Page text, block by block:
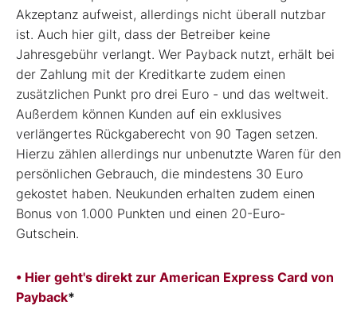
Akzeptanz aufweist, allerdings nicht überall nutzbar
ist. Auch hier gilt, dass der Betreiber keine
Jahresgebühr verlangt. Wer Payback nutzt, erhält bei
der Zahlung mit der Kreditkarte zudem einen
zusätzlichen Punkt pro drei Euro - und das weltweit.
Außerdem können Kunden auf ein exklusives
verlängertes Rückgaberecht von 90 Tagen setzen.
Hierzu zählen allerdings nur unbenutzte Waren für den
persönlichen Gebrauch, die mindestens 30 Euro
gekostet haben. Neukunden erhalten zudem einen
Bonus von 1.000 Punkten und einen 20-Euro-
Gutschein.
• Hier geht's direkt zur American Express Card von
Payback*